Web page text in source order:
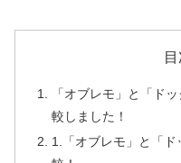
「オブレモ」と「ド
較しました！
1.「オブレモ」と「